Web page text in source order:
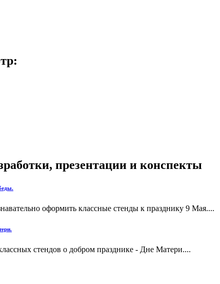
презентации и конспекты
оформить классные стенды к празднику 9 Мая....
стендов о добром празднике - Дне Матери....